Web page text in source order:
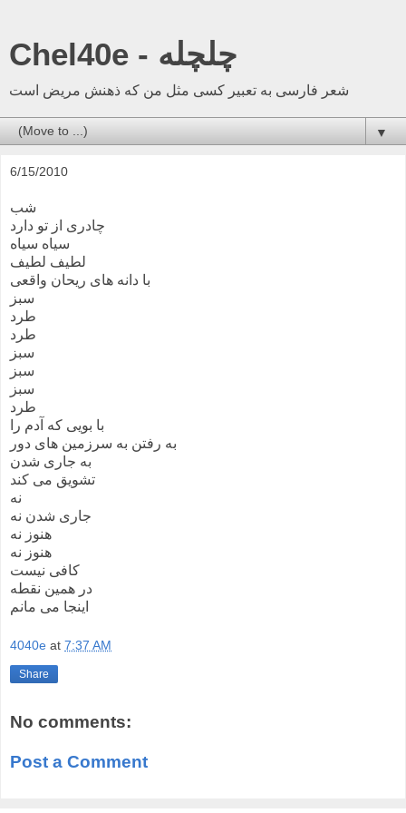
Chel40e - چلچله
شعر فارسی به تعبیر کسی مثل من که ذهنش مریض است
▼
6/15/2010
شب
چادری از تو دارد
سیاه سیاه
لطیف لطیف
با دانه های ریحان واقعی
سبز
طرد
طرد
سبز
سبز
سبز
طرد
با بویی که آدم را
به رفتن به سرزمین های دور
به جاری شدن
تشویق می کند
نه
جاری شدن نه
هنوز نه
هنوز نه
کافی نیست
در همین نقطه
اینجا می مانم
4040e at 7:37 AM
Share
No comments:
Post a Comment